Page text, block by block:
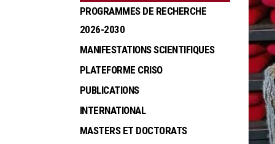
PROGRAMMES DE RECHERCHE
2026-2030
MANIFESTATIONS SCIENTIFIQUES
PLATEFORME CRISO
PUBLICATIONS
INTERNATIONAL
MASTERS ET DOCTORATS